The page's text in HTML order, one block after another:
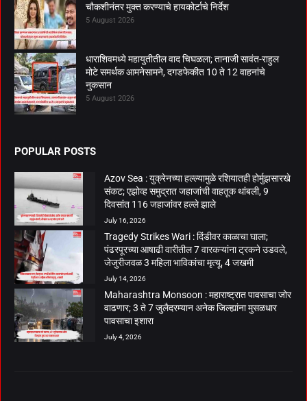
चौकशीनंतर मुक्त करण्याचे हायकोर्टाचे निर्देश
5 August 2026
धाराशिवमध्ये महायुतीतील वाद चिघळला; तानाजी सावंत-राहुल
मोटे समर्थक आमनेसामने, दगडफेकीत 10 ते 12 वाहनांचे
नुकसान
5 August 2026
POPULAR POSTS
Azov Sea : युक्रेनच्या हल्ल्यामुळे रशियातही होर्मुझसारखे
संकट; एझोव्ह समुद्रात जहाजांची वाहतूक थांबली, 9
दिवसांत 116 जहाजांवर हल्ले झाले
July 16, 2026
Tragedy Strikes Wari : दिंडीवर काळाचा घाला;
पंढरपूरच्या आषाढी वारीतील 7 वारकऱ्यांना ट्रकने उडवले,
जेजुरीजवळ 3 महिला भाविकांचा मृत्यू, 4 जखमी
July 14, 2026
Maharashtra Monsoon : महाराष्ट्रात पावसाचा जोर
वाढणार; 3 ते 7 जुलैदरम्यान अनेक जिल्ह्यांना मुसळधार
पावसाचा इशारा
July 4, 2026